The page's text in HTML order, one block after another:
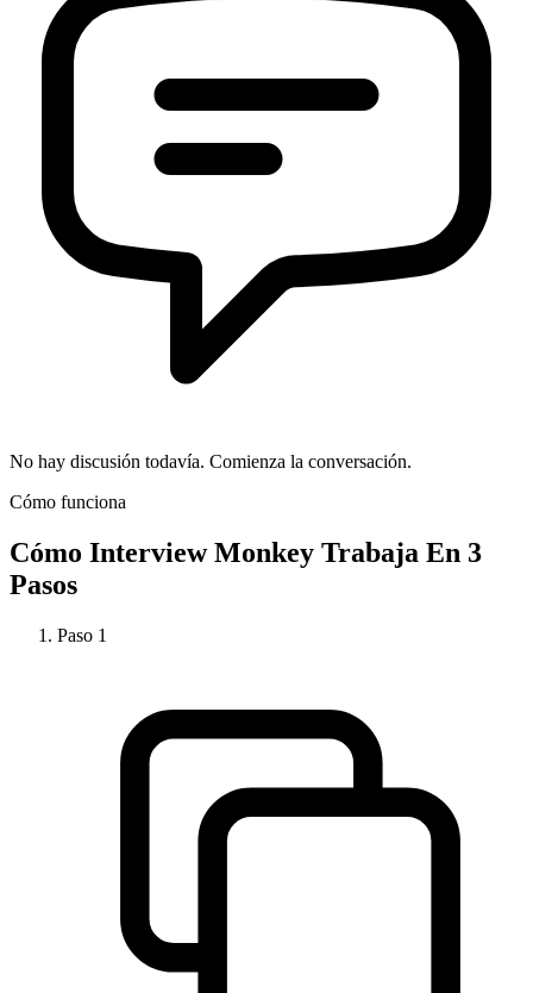
No hay discusión todavía. Comienza la conversación.
Cómo funciona
Cómo Interview Monkey Trabaja En 3
Pasos
Paso 1